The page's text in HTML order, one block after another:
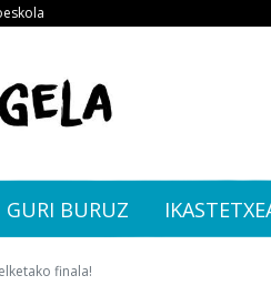
GURI BURUZ
finala!